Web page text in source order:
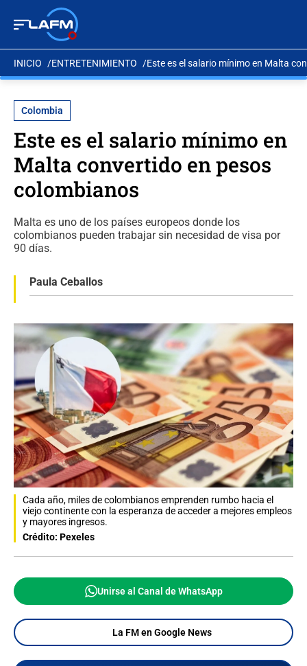
INICIO ENTRETENIMIENTO Este es el salario mínimo en Malta
Colombia
Este es el salario mínimo en
Malta convertido en pesos
colombianos
Malta es uno de los países europeos donde los
colombianos pueden trabajar sin necesidad de visa por
90 días.
Paula Ceballos
Cada año, miles de colombianos emprenden rumbo hacia el
viejo continente con la esperanza de acceder a mejores empleos
y mayores ingresos.
Crédito: Pexeles
Unirse al Canal de WhatsApp
La FM en Google News